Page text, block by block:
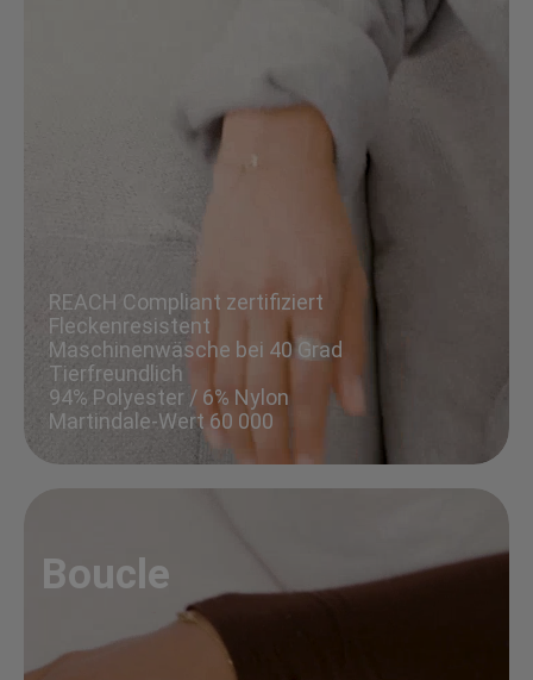
REACH Compliant zertifiziert
Fleckenresistent
Maschinenwäsche bei 40 Grad
Tierfreundlich
94% Polyester / 6% Nylon
Martindale-Wert 60 000
Boucle